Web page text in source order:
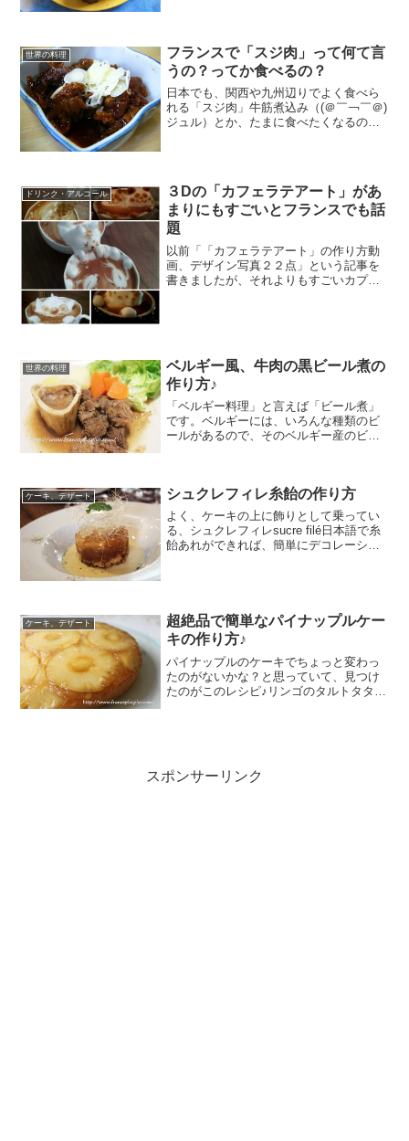
世界の料理
フランスで「スジ肉」って何て言
うの？ってか食べるの？
日本でも、関西や九州辺りでよく食べら
れる「スジ肉」牛筋煮込み（(＠￣￢￣＠)
ジュル）とか、たまに食べたくなるので
肉のアキレス腱の部...
ドリンク・アルコール
３Dの「カフェラテアート」があ
まりにもすごいとフランスでも話
題
以前「「カフェラテアート」の作り方動
画、デザイン写真２２点」という記事を
書きましたが、それよりもすごいカプチ
世界の料理
ベルギー風、牛肉の黒ビール煮の
作り方♪
「ベルギー料理」と言えば「ビール煮」
です。ベルギーには、いろんな種類のビ
ールがあるので、そのベルギー産のビー
ケーキ、デザート シュクレフィレ糸飴の作り方
よく、ケーキの上に飾りとして乗ってい
る、シュクレフィレsucre filé日本語で糸
飴あれができれば、簡単にデコレーショ
ケーキ、デザート
超絶品で簡単なパイナップルケー
キの作り方♪
パイナップルのケーキでちょっと変わっ
たのがないかな？と思っていて、見つけ
たのがこのレシピ♪リンゴのタルトタタン
スポンサーリンク